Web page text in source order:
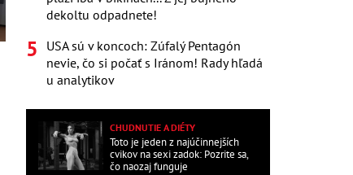
dekoltu odpadnete!
USA sú v koncoch: Zúfalý Pentagón
nevie, čo si počať s Iránom! Rady hľadá
u analytikov
CHUDNUTIE A DIÉTY
Toto je jeden z najúčinnejších
cvikov na sexi zadok: Pozrite sa,
čo naozaj funguje